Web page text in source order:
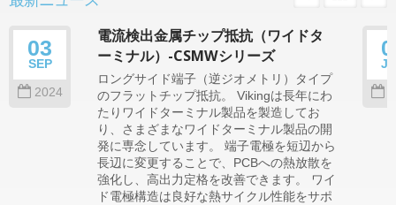
03
SEP
2024
電流検出金属チップ抵抗（ワイドタ
ーミナル）-CSMWシリーズ
ロングサイド端子（逆ジオメトリ）タイプ
のフラットチップ抵抗。 Vikingは長年にわ
たりワイドターミナル製品を製造してお
り、さまざまなワイドターミナル製品の開
発に専念しています。 端子電極を短辺から
長辺に変更することで、PCBへの熱放散を
強化し、高出力定格を改善できます。 ワイ
ド電極構造は良好な熱サイクル性能をサポ